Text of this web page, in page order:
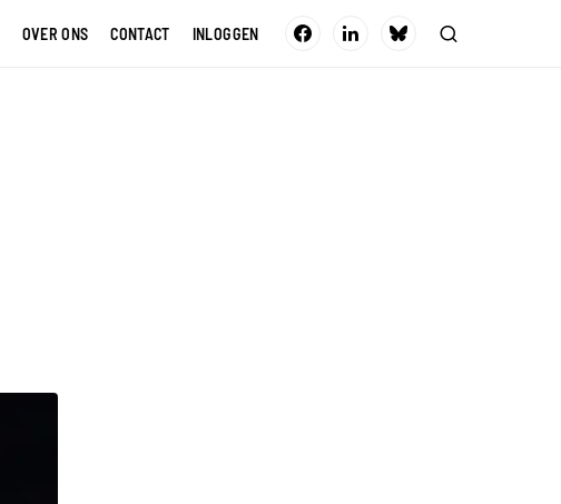
OVER ONS CONTACT INLOGGEN